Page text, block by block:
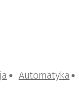
Automatyka